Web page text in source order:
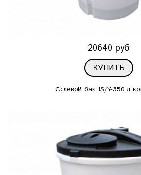
20640 руб
КУПИТЬ
Солевой бак JS/Y-350 л